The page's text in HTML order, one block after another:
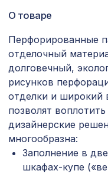
Экран для
рамка
ГОТИКА, дуб
классика
Экран для
О товаре
Перфорированные
отделочный
долговечный,
рисунков
отделки и широкий
позволят
дизайнерские
многообразна:
Заполнение в
шкафах-купе